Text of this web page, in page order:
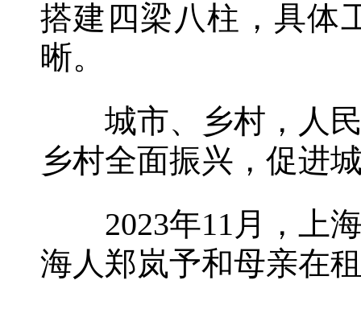
搭建四梁八柱，具体
晰。
城市、乡村，人民
乡村全面振兴，促进
2023年11月，上海
海人郑岚予和母亲在